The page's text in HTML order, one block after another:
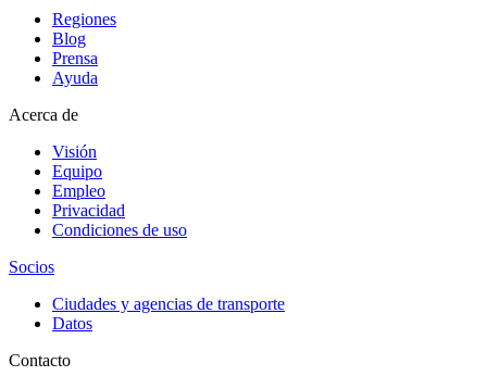
Regiones
Blog
Prensa
Ayuda
Acerca de
Visión
Equipo
Empleo
Privacidad
Condiciones de uso
Socios
Ciudades y agencias de transporte
Datos
Contacto